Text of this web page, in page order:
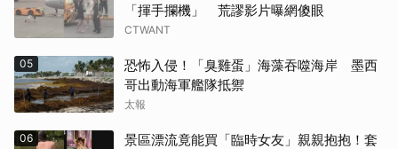
「揮手攔機」 荒謬影片曝網傻眼
CTWANT
05
恐怖入侵！「臭雞蛋」海藻吞噬海岸 墨西
哥出動海軍艦隊抵禦
太報
06
景區漂流竟能買「臨時女友」親親抱抱！套